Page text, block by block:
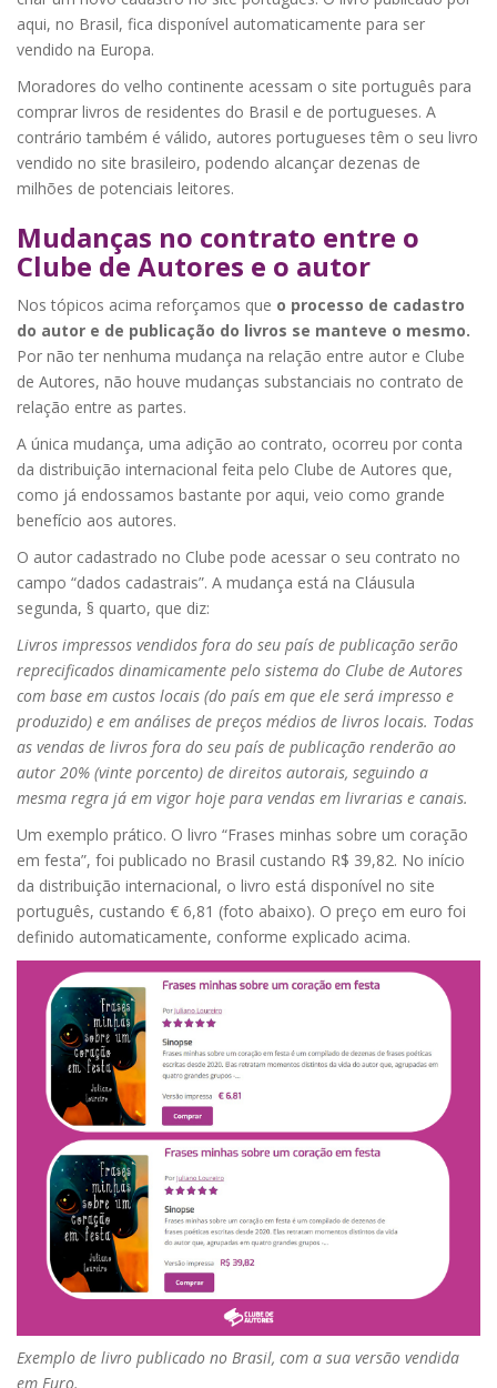
aqui, no Brasil, fica disponível automaticamente para ser
vendido na Europa.
Moradores do velho continente acessam o site português para
comprar livros de residentes do Brasil e de portugueses. A
contrário também é válido, autores portugueses têm o seu livro
vendido no site brasileiro, podendo alcançar dezenas de
milhões de potenciais leitores.
Mudanças no contrato entre o
Clube de Autores e o autor
Nos tópicos acima reforçamos que o processo de cadastro
do autor e de publicação do livros se manteve o mesmo.
Por não ter nenhuma mudança na relação entre autor e Clube
de Autores, não houve mudanças substanciais no contrato de
relação entre as partes.
A única mudança, uma adição ao contrato, ocorreu por conta
da distribuição internacional feita pelo Clube de Autores que,
como já endossamos bastante por aqui, veio como grande
benefício aos autores.
O autor cadastrado no Clube pode acessar o seu contrato no
campo “dados cadastrais”. A mudança está na Cláusula
segunda, § quarto, que diz:
Livros impressos vendidos fora do seu país de publicação serão
reprecificados dinamicamente pelo sistema do Clube de Autores
com base em custos locais (do país em que ele será impresso e
produzido) e em análises de preços médios de livros locais. Todas
as vendas de livros fora do seu país de publicação renderão ao
autor 20% (vinte porcento) de direitos autorais, seguindo a
mesma regra já em vigor hoje para vendas em livrarias e canais.
Um exemplo prático. O livro “Frases minhas sobre um coração
em festa”, foi publicado no Brasil custando R$ 39,82. No início
da distribuição internacional, o livro está disponível no site
português, custando € 6,81 (foto abaixo). O preço em euro foi
definido automaticamente, conforme explicado acima.
Exemplo de livro publicado no Brasil, com a sua versão vendida
em Euro.